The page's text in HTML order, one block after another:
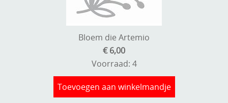
Bloem die Artemio
€ 6,00
Voorraad: 4
Toevoegen aan winkelmandje